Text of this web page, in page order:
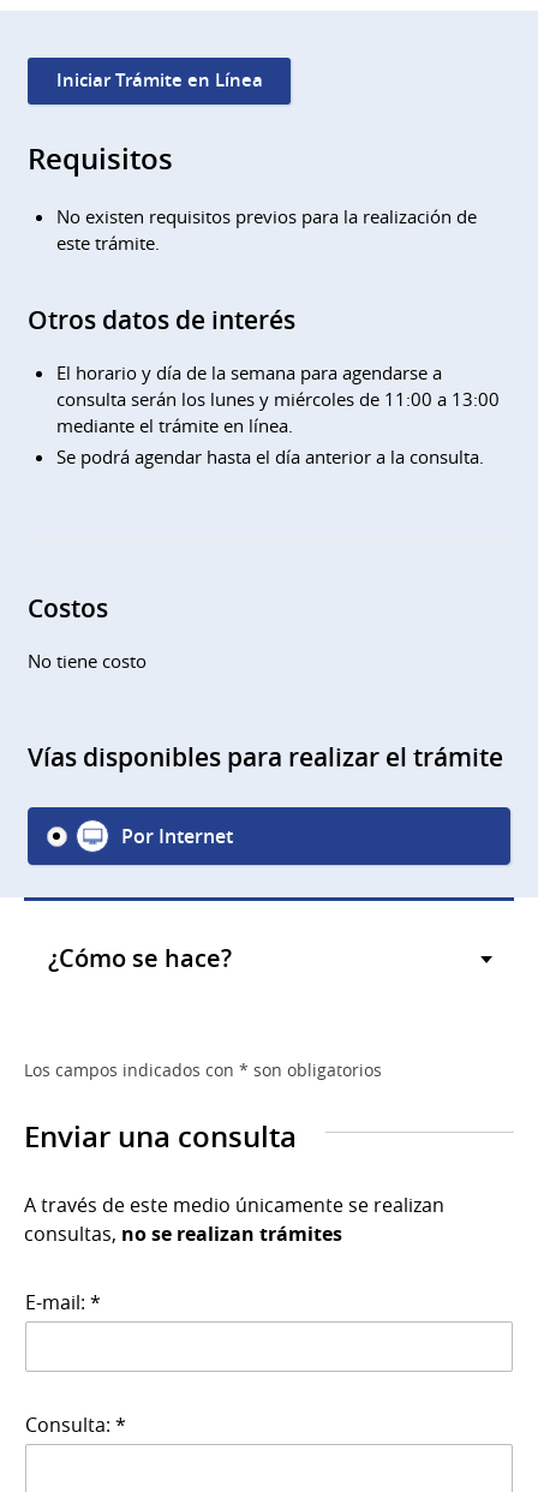
Iniciar Trámite en Línea
Requisitos
No existen requisitos previos para la realización de
este trámite.
Otros datos de interés
El horario y día de la semana para agendarse a
consulta serán los lunes y miércoles de 11:00 a 13:00
mediante el trámite en línea.
Se podrá agendar hasta el día anterior a la consulta.
Costos
No tiene costo
Vías disponibles para realizar el trámite
Por Internet
¿Cómo se hace?
Los campos indicados con * son obligatorios
Enviar una consulta
A través de este medio únicamente se realizan
consultas, no se realizan trámites
E-mail: *
Consulta: *